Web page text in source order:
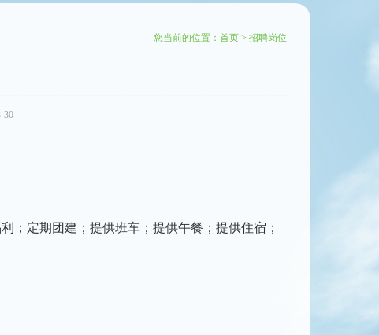
您当前的位置： 首页 > 招聘岗位
30
；定期团建；提供班车；提供午餐；提供住宿；